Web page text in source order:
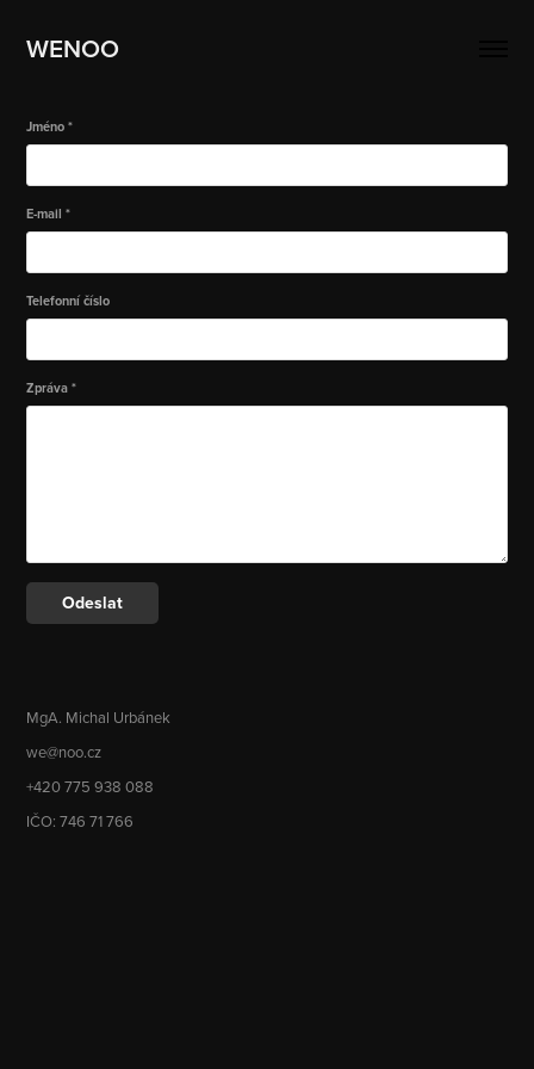
WENOO
Jméno *
E-mail *
Telefonní číslo
Zpráva *
Odeslat
MgA. Michal Urbánek
we@noo.cz
+420 775 938 088
IČO: 746 71 766